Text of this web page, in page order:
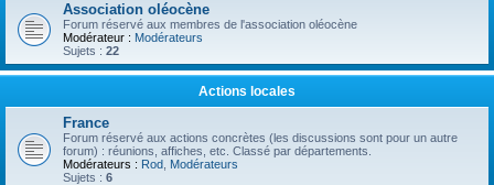
Association oléocène
Forum réservé aux membres de l'association oléocène
Modérateur : Modérateurs
Sujets : 22
Actions locales
France
Forum réservé aux actions concrètes (les discussions sont pour un autre
forum) : réunions, affiches, etc. Classé par départements.
Modérateurs : Rod Modérateurs
Sujets : 6